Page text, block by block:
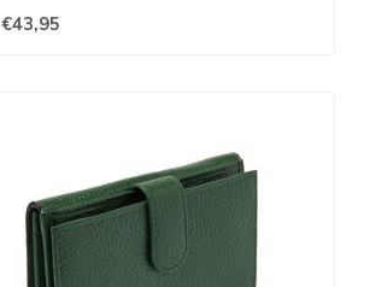
€43,95